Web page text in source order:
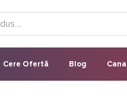
Cere Ofertă Blog